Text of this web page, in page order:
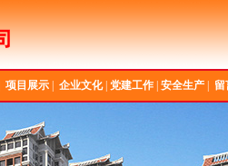
项目展示| 企业文化| 党建工作| 安全生产| 留